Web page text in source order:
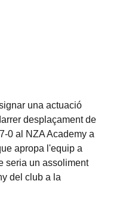
una actuació
desplaçament de
0 al NZA Academy a
apropa l'equip a
seria un assoliment
del club a la